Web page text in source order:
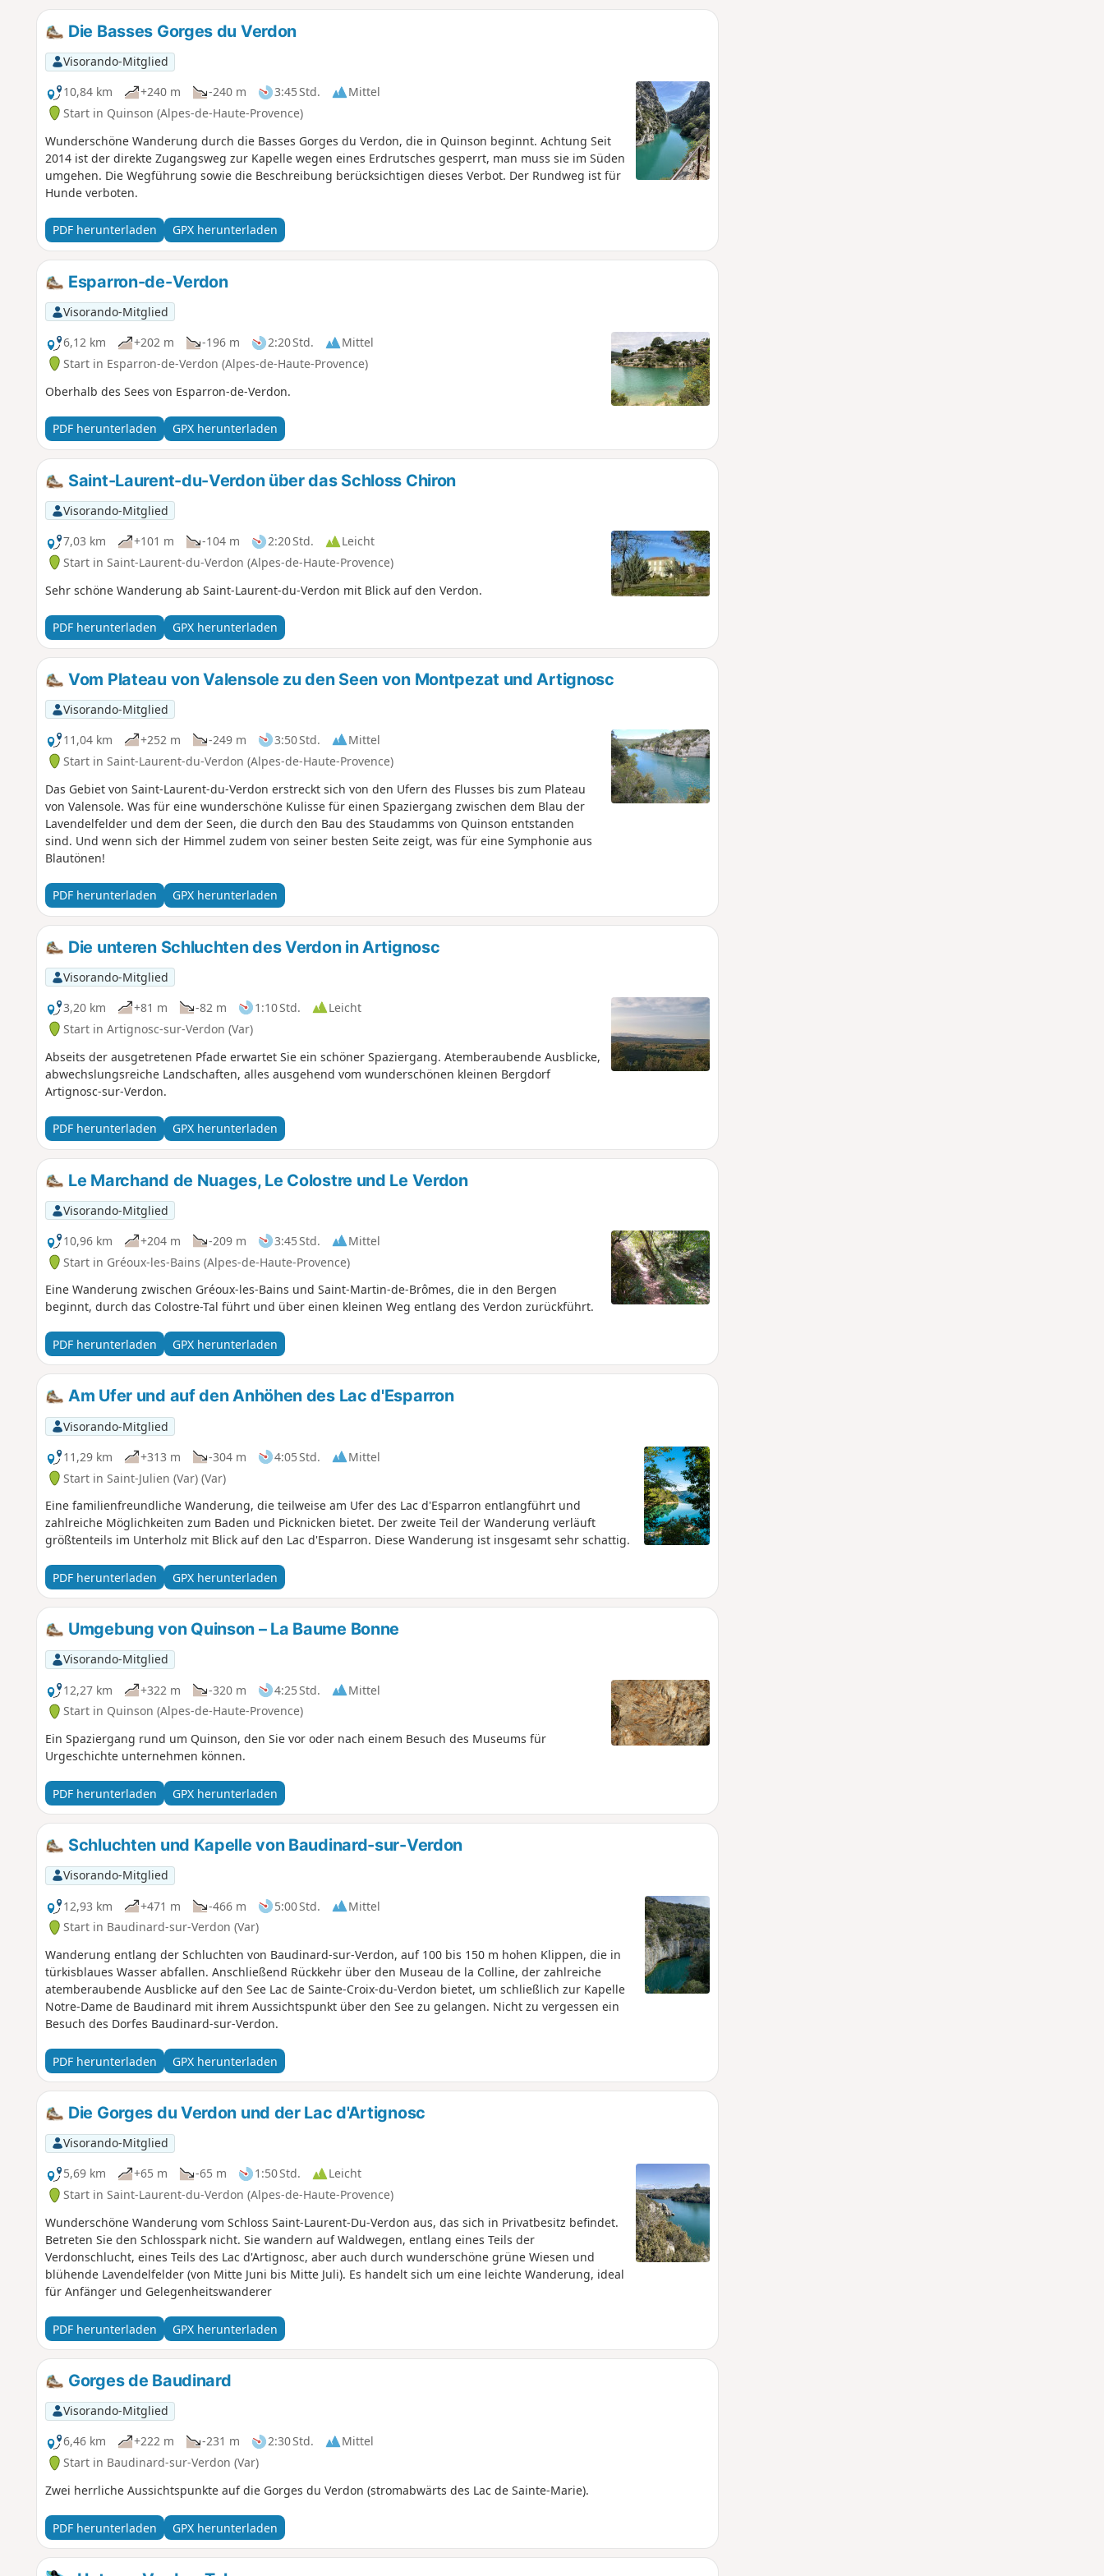
Die Basses Gorges du Verdon
Visorando-Mitglied
10,84 km
+240 m -240 m 3:45 Std.
Mittel
Start in Quinson (Alpes-de-Haute-Provence)
Wunderschöne Wanderung durch die Basses Gorges du Verdon, die in Quinson beginnt. Achtung Seit
2014 ist der direkte Zugangsweg zur Kapelle wegen eines Erdrutsches gesperrt, man muss sie im Süden
umgehen. Die Wegführung sowie die Beschreibung berücksichtigen dieses Verbot. Der Rundweg ist für
Hunde verboten.
PDF herunterladen GPX herunterladen
Esparron-de-Verdon
Visorando-Mitglied
6,12 km
+202 m -196 m 2:20 Std.
Mittel
Start in Esparron-de-Verdon (Alpes-de-Haute-Provence)
Oberhalb des Sees von Esparron-de-Verdon.
PDF herunterladen GPX herunterladen
Saint-Laurent-du-Verdon über das Schloss Chiron
Visorando-Mitglied
7,03 km
+101 m -104 m 2:20 Std.
Leicht
Start in Saint-Laurent-du-Verdon (Alpes-de-Haute-Provence)
Sehr schöne Wanderung ab Saint-Laurent-du-Verdon mit Blick auf den Verdon.
PDF herunterladen GPX herunterladen
Vom Plateau von Valensole zu den Seen von Montpezat und Artignosc
Visorando-Mitglied
11,04 km
+252 m -249 m 3:50 Std.
Mittel
Start in Saint-Laurent-du-Verdon (Alpes-de-Haute-Provence)
Das Gebiet von Saint-Laurent-du-Verdon erstreckt sich von den Ufern des Flusses bis zum Plateau
von Valensole. Was für eine wunderschöne Kulisse für einen Spaziergang zwischen dem Blau der
Lavendelfelder und dem der Seen, die durch den Bau des Staudamms von Quinson entstanden
sind. Und wenn sich der Himmel zudem von seiner besten Seite zeigt, was für eine Symphonie aus
Blautönen!
PDF herunterladen GPX herunterladen
Die unteren Schluchten des Verdon in Artignosc
Visorando-Mitglied
3,20 km
+81 m -82 m 1:10 Std.
Leicht
Start in Artignosc-sur-Verdon (Var)
Abseits der ausgetretenen Pfade erwartet Sie ein schöner Spaziergang. Atemberaubende Ausblicke,
abwechslungsreiche Landschaften, alles ausgehend vom wunderschönen kleinen Bergdorf
Artignosc-sur-Verdon.
PDF herunterladen GPX herunterladen
Le Marchand de Nuages, Le Colostre und Le Verdon
Visorando-Mitglied
10,96 km
+204 m -209 m 3:45 Std.
Mittel
Start in Gréoux-les-Bains (Alpes-de-Haute-Provence)
Eine Wanderung zwischen Gréoux-les-Bains und Saint-Martin-de-Brômes, die in den Bergen
beginnt, durch das Colostre-Tal führt und über einen kleinen Weg entlang des Verdon zurückführt.
PDF herunterladen GPX herunterladen
Am Ufer und auf den Anhöhen des Lac d'Esparron
Visorando-Mitglied
11,29 km
+313 m -304 m 4:05 Std.
Mittel
Start in Saint-Julien (Var) (Var)
Eine familienfreundliche Wanderung, die teilweise am Ufer des Lac d'Esparron entlangführt und
zahlreiche Möglichkeiten zum Baden und Picknicken bietet. Der zweite Teil der Wanderung verläuft
größtenteils im Unterholz mit Blick auf den Lac d'Esparron. Diese Wanderung ist insgesamt sehr schattig.
PDF herunterladen GPX herunterladen
Umgebung von Quinson – La Baume Bonne
Visorando-Mitglied
12,27 km
+322 m -320 m 4:25 Std.
Mittel
Start in Quinson (Alpes-de-Haute-Provence)
Ein Spaziergang rund um Quinson, den Sie vor oder nach einem Besuch des Museums für
Urgeschichte unternehmen können.
PDF herunterladen GPX herunterladen
Schluchten und Kapelle von Baudinard-sur-Verdon
Visorando-Mitglied
12,93 km
+471 m -466 m 5:00 Std.
Mittel
Start in Baudinard-sur-Verdon (Var)
Wanderung entlang der Schluchten von Baudinard-sur-Verdon, auf 100 bis 150 m hohen Klippen, die in
türkisblaues Wasser abfallen. Anschließend Rückkehr über den Museau de la Colline, der zahlreiche
atemberaubende Ausblicke auf den See Lac de Sainte-Croix-du-Verdon bietet, um schließlich zur Kapelle
Notre-Dame de Baudinard mit ihrem Aussichtspunkt über den See zu gelangen. Nicht zu vergessen ein
Besuch des Dorfes Baudinard-sur-Verdon.
PDF herunterladen GPX herunterladen
Die Gorges du Verdon und der Lac d'Artignosc
Visorando-Mitglied
5,69 km
+65 m -65 m 1:50 Std.
Leicht
Start in Saint-Laurent-du-Verdon (Alpes-de-Haute-Provence)
Wunderschöne Wanderung vom Schloss Saint-Laurent-Du-Verdon aus, das sich in Privatbesitz befindet.
Betreten Sie den Schlosspark nicht. Sie wandern auf Waldwegen, entlang eines Teils der
Verdonschlucht, eines Teils des Lac d'Artignosc, aber auch durch wunderschöne grüne Wiesen und
blühende Lavendelfelder (von Mitte Juni bis Mitte Juli). Es handelt sich um eine leichte Wanderung, ideal
für Anfänger und Gelegenheitswanderer
PDF herunterladen GPX herunterladen
Gorges de Baudinard
Visorando-Mitglied
6,46 km
+222 m -231 m 2:30 Std.
Mittel
Start in Baudinard-sur-Verdon (Var)
Zwei herrliche Aussichtspunkte auf die Gorges du Verdon (stromabwärts des Lac de Sainte-Marie).
PDF herunterladen GPX herunterladen